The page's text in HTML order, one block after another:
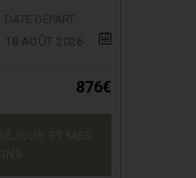
18 AOÛT 2026
876€